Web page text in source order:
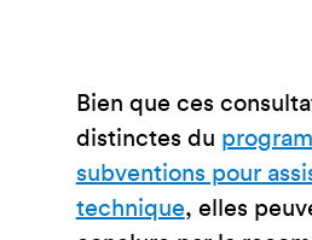
Bien que ces
distinctes du
subventions pour
technique, elles